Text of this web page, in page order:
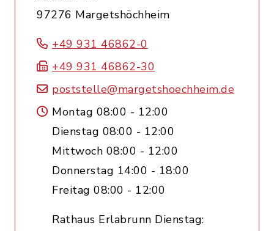
97276 Margetshöchheim
+49 931 46862-0
+49 931 46862-30
poststelle@margetshoechheim.de
Montag 08:00 - 12:00
Dienstag 08:00 - 12:00
Mittwoch 08:00 - 12:00
Donnerstag 14:00 - 18:00
Freitag 08:00 - 12:00
Rathaus Erlabrunn Dienstag: